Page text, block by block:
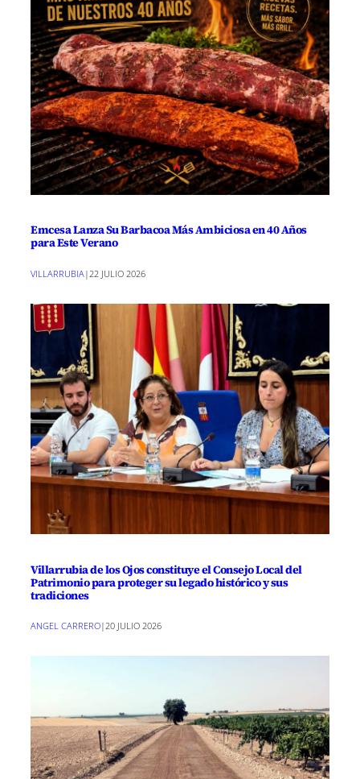
Emcesa Lanza Su Barbacoa Más Ambiciosa en 40 Años
para Este Verano
VILLARRUBIA | 22 JULIO 2026
Villarrubia de los Ojos constituye el Consejo Local del
Patrimonio para proteger su legado histórico y sus
tradiciones
ANGEL CARRERO|20 JULIO 2026